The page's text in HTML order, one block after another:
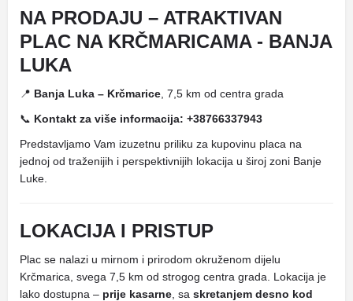
NA PRODAJU – ATRAKTIVAN
PLAC NA KRČMARICAMA - BANJA
LUKA
📍 Banja Luka – Krčmarice , 7,5 km od centra grada
📞 Kontakt za više informacija: +38766337943
Predstavljamo Vam izuzetnu priliku za kupovinu placa na
jednoj od traženijih i perspektivnijih lokacija u široj zoni Banje
Luke.
LOKACIJA I PRISTUP
Plac se nalazi u mirnom i prirodom okruženom dijelu
Krčmarica, svega 7,5 km od strogog centra grada. Lokacija je
lako dostupna – prije kasarne , sa skretanjem desno kod